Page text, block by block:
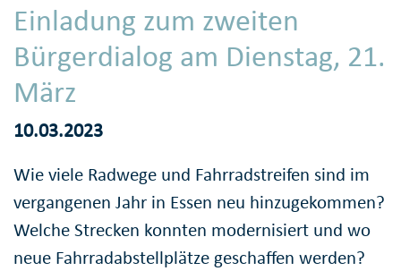
Einladung zum zweiten
Bürgerdialog am Dienstag, 21.
März
10.03.2023
Wie viele Radwege und Fahrradstreifen sind im
vergangenen Jahr in Essen neu hinzugekommen?
Welche Strecken konnten modernisiert und wo
neue Fahrradabstellplätze geschaffen werden?